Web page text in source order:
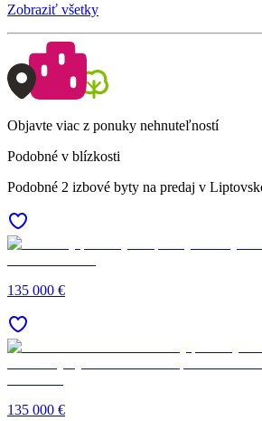
Zobraziť všetky
Objavte viac z ponuky nehnuteľností
Podobné v blízkosti
Podobné 2 izbové byty na predaj v
135 000 €
135 000 €